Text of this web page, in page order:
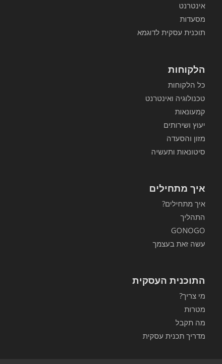
אינטרנט
מסעדות
תוכנית עסקית לדוגמא
הלקוחות
כל הלקוחות
טכנולוגיה ואינטרנט
קמעונאות
יעוץ ושירותים
מזון והסעדה
סיטונאות ותעשיה
איך מתחילים
איך מתחילים?
התהליך
GONOGO
עשה זאת בעצמך
התוכנית העסקית
מי צריך?
מטרות
מה תקבל
מדריך תכנית עסקית